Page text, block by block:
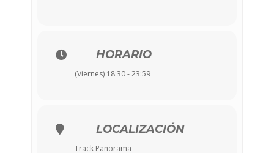
HORARIO
(Viernes) 18:30 - 23:59
LOCALIZACIÓN
Track Panorama